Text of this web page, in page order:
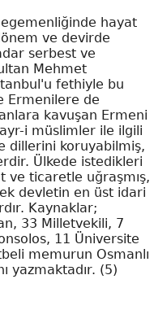
hayat
ve devirde
serbest ve
Mehmet
fethiyle bu
Ermenilere de
kavuşan Ermeni
i müslimler ile ilgili
dillerini koruyabilmiş,
Ülkede istedikleri
ve ticaretle uğraşmış,
devletin en üst idari
Kaynaklar;
33 Milletvekili, 7
11 Üniversite
memurun Osmanlı
yazmaktadır. (5)